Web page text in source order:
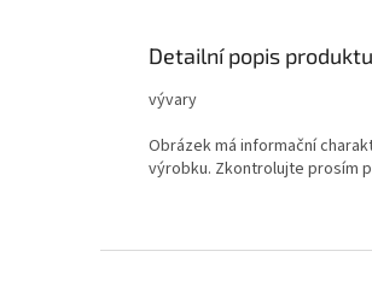
Detailní popis produktu
vývary
Obrázek má informační
výrobku. Zkontrolujte prosím